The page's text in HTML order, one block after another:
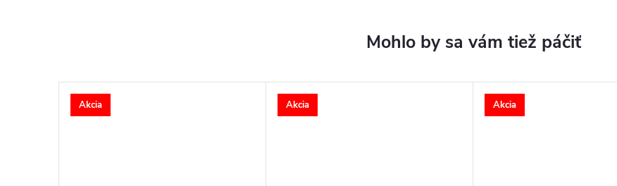
Akcia Akcia Akcia